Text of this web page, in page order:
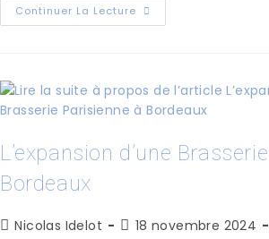
Continuer La Lecture
L’expansion d’une
Bordeaux
Nicolas Idelot
18 novembre 2024